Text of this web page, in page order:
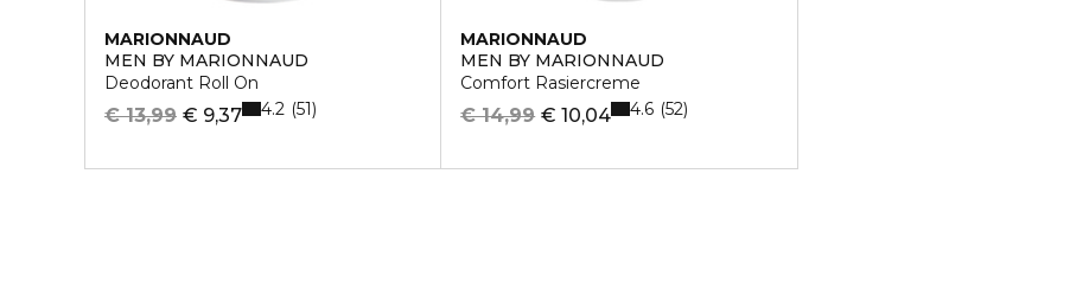
MARIONNAUD
MEN BY MARIONNAUD
Deodorant Roll On
€ 9,37
€ 13,99 4.2 51
MARIONNAUD
MEN BY MARIONNAUD
Comfort Rasiercreme
€ 10,04
€ 14,99 4.6 52